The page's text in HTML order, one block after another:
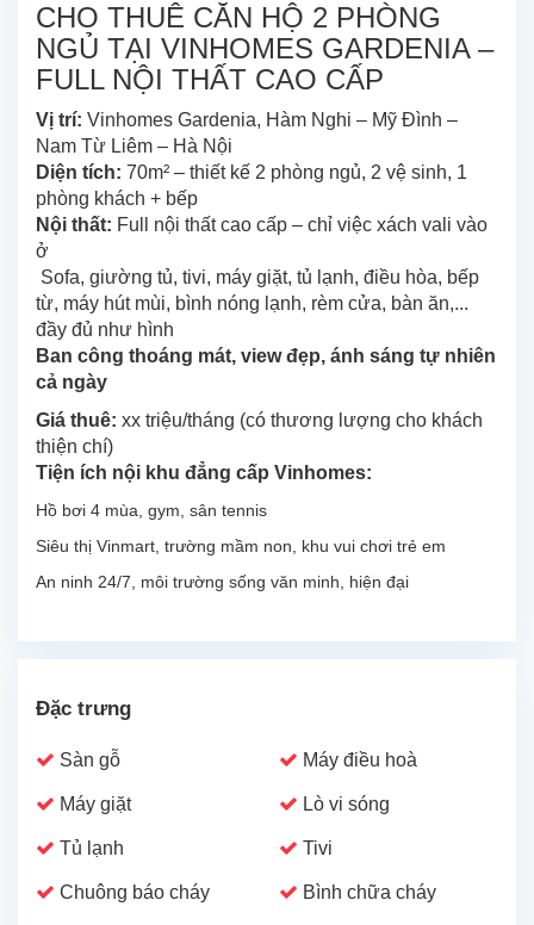
CHO THUÊ CĂN HỘ 2 PHÒNG
NGỦ TẠI VINHOMES GARDENIA –
FULL NỘI THẤT CAO CẤP
Vị trí: Vinhomes Gardenia, Hàm Nghi – Mỹ Đình –
Nam Từ Liêm – Hà Nội
Diện tích: 70m² – thiết kế 2 phòng ngủ, 2 vệ sinh, 1
phòng khách + bếp
Nội thất: Full nội thất cao cấp – chỉ việc xách vali vào
ở
Sofa, giường tủ, tivi, máy giặt, tủ lạnh, điều hòa, bếp
từ, máy hút mùi, bình nóng lạnh, rèm cửa, bàn ăn,...
đầy đủ như hình
Ban công thoáng mát, view đẹp, ánh sáng tự nhiên
cả ngày
Giá thuê: xx triệu/tháng (có thương lượng cho khách
thiện chí)
Tiện ích nội khu đẳng cấp Vinhomes:
Hồ bơi 4 mùa, gym, sân tennis
Siêu thị Vinmart, trường mầm non, khu vui chơi trẻ em
An ninh 24/7, môi trường sống văn minh, hiện đại
Đặc trưng
Sàn gỗ Máy điều hoà
Máy giặt Lò vi sóng
Tủ lạnh Tivi
Chuông báo cháy Bình chữa cháy